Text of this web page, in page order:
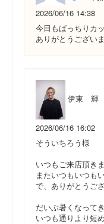
2026/06/16 14:38
今日もばっちりカ
ありがとうござい
伊東 輝
2026/06/16 16:02
そういちろう様
いつもご来店頂き
またいつもいつも
で、ありがとうご
だいぶ暑くなって
いつも通りより短